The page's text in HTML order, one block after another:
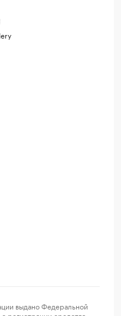
выдано Федеральной